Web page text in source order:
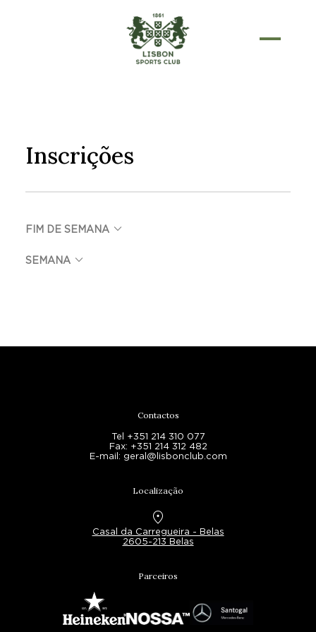
Inscrições
FIM DE SEMANAkeyboard_arrow_down
SEMANAkeyboard_arrow_down
Contactos
Tel +351 214 310 077
Fax: +351 214 312 482
E-mail: geral@lisbonclub.com
Localização
location_on
Casal da Carregueira - Belas
2605-213 Belas
Parceiros